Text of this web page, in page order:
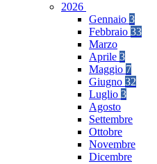
2026
Gennaio 3
Febbraio 33
Marzo
Aprile 3
Maggio 7
Giugno 32
Luglio 3
Agosto
Settembre
Ottobre
Novembre
Dicembre